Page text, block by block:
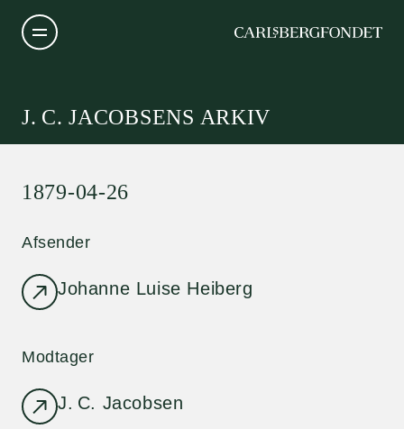
J. C. JACOBSENS ARKIV
1879-04-26
Afsender
Johanne Luise Heiberg
Modtager
J. C. Jacobsen